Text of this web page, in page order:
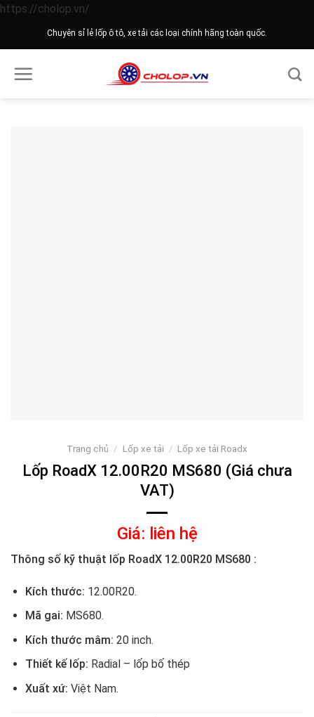
https://cholop.vn/
to
Chuyên sỉ lẻ lốp ô tô, xe tải các loại chính hãng toàn quốc.
Trang chủ / Lốp xe tải / Lốp xe tải Roadx
Lốp RoadX 12.00R20 MS680 (Giá chưa
VAT)
Giá: liên hệ
Thông số kỹ thuật lốp RoadX 12.00R20 MS680 :
Kích thước: 12.00R20.
Mã gai: MS680.
Kích thước mâm: 20 inch.
Thiết kế lốp: Radial – lốp bố thép
Xuất xứ: Việt Nam.